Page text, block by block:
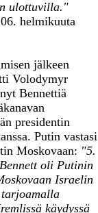
ulottuvilla."
helmikuuta
jälkeen
Volodymyr
Bennettiä
presidentin
Putin vastasi
Moskovaan: "5.
oli Putinin
Israelin
käydyssä